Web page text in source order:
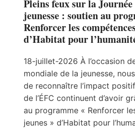
Pleins feux sur la
jeunesse : soutien au
Renforcer les
d’Habitat pour
18-juillet-2026 À l’occasion
mondiale de la jeunesse,
de reconnaître l’impact
de l’ÉFC continuent d’avoir
au programme « Renforcer
jeunes » d’Habitat pour